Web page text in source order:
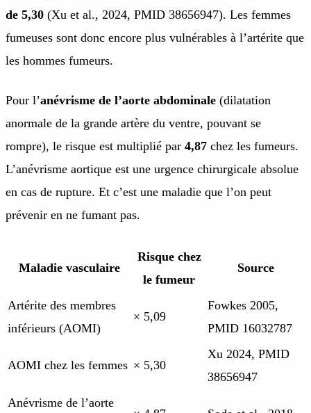
de 5,30 (Xu et al., 2024, PMID 38656947). Les femmes
fumeuses sont donc encore plus vulnérables à l’artérite que
les hommes fumeurs.
Pour l’anévrisme de l’aorte abdominale (dilatation
anormale de la grande artère du ventre, pouvant se
rompre), le risque est multiplié par 4,87 chez les fumeurs.
L’anévrisme aortique est une urgence chirurgicale absolue
en cas de rupture. Et c’est une maladie que l’on peut
prévenir en ne fumant pas.
Maladie vasculaire
Risque chez
le fumeur
Source
Artérite des membres
inférieurs (AOMI)
× 5,09
Fowkes 2005,
PMID 16032787
AOMI chez les femmes × 5,30
Xu 2024, PMID
38656947
Anévrisme de l’aorte